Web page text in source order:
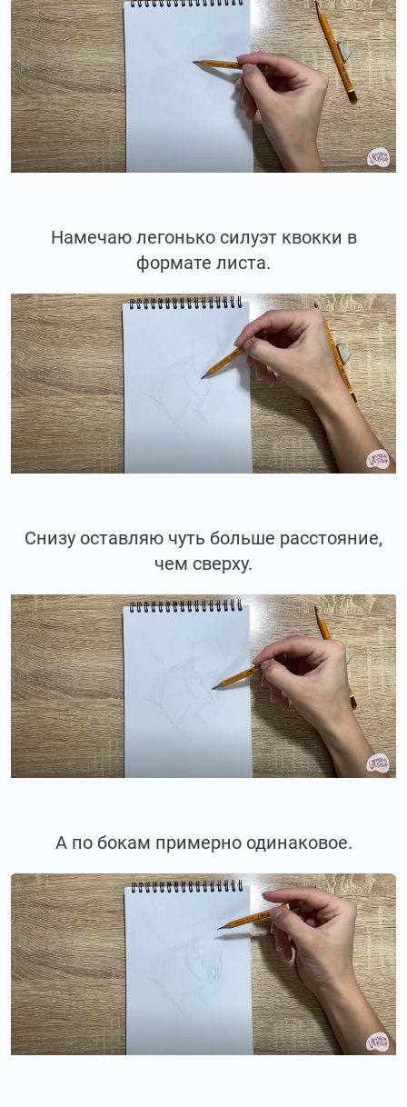
Намечаю легонько силуэт квокки в
формате листа.
Снизу оставляю чуть больше расстояние,
чем сверху.
А по бокам примерно одинаковое.